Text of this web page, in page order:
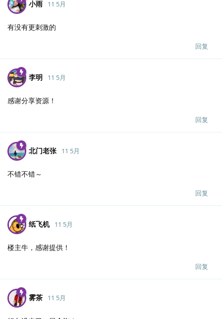
小雨 11 5月
有没有更刺激的
回复
李明 11 5月
感谢分享资源！
回复
北门老张 11 5月
不错不错～
回复
纸飞机 11 5月
楼主牛，感谢提供！
回复
雾茶 11 5月